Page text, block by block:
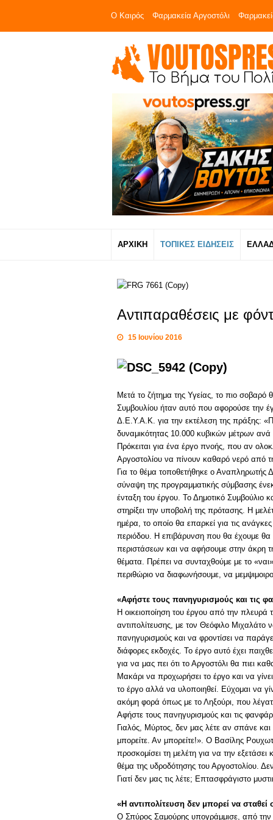
Ο Καιρός Φαρμακεία Αργοστόλι
ΑΡΧΙΚΗ ΤΟΠΙΚΕΣ ΕΙΔΗΣΕΙΣ
Αντιπαραθέσεις με
15 Ιουνίου 2016
Μετά το ζήτημα της Υγείας, το πιο σοβαρό
Συμβουλίου ήταν αυτό που αφορούσε την
Δ.Ε.Υ.Α.Κ. για την εκτέλεση της πράξης:
δυναμικότητας 10.000 κυβικών μέτρων
Πρόκειται για ένα έργο πνοής, που αν
Αργοστολίου να πίνουν καθαρό νερό από
Για το θέμα τοποθετήθηκε ο Αναπληρωτής
σύναψη της προγραμματικής σύμβασης
ένταξη του έργου. Το Δημοτικό Συμβούλιο
στηρίξει την υποβολή της πρότασης. Η
ημέρα, το οποίο θα επαρκεί για τις
περιόδου. Η επιβάρυνση που θα έχουμε
περιστάσεων και να αφήσουμε στην άκρη
θέματα. Πρέπει να συνταχθούμε με το «ναι»
περιθώριο να διαφωνήσουμε, να
«Αφήστε τους πανηγυρισμούς και τις
Η οικειοποίηση του έργου από την πλευρά
αντιπολίτευσης, με τον Θεόφιλο
πανηγυρισμούς και να φροντίσει να
διάφορες εκδοχές. Το έργο αυτό έχει
για να μας πει ότι το Αργοστόλι θα πιει
Μακάρι να προχωρήσει το έργο και να
το έργο αλλά να υλοποιηθεί. Εύχομαι να
ακόμη φορά όπως με το Ληξούρι, που
Αφήστε τους πανηγυρισμούς και τις
Γιαλός, Μύρτος, δεν μας λέτε αν σπάνε
μπορείτε. Αν μπορείτε!». Ο Βασίλης
προσκομίσει τη μελέτη για να την
θέμα της υδροδότησης του Αργοστολίου.
Γιατί δεν μας τις λέτε; Επτασφράγιστο
«Η αντιπολίτευση δεν μπορεί να
Ο Σπύρος Σαμούρης υπογράμμισε, από την